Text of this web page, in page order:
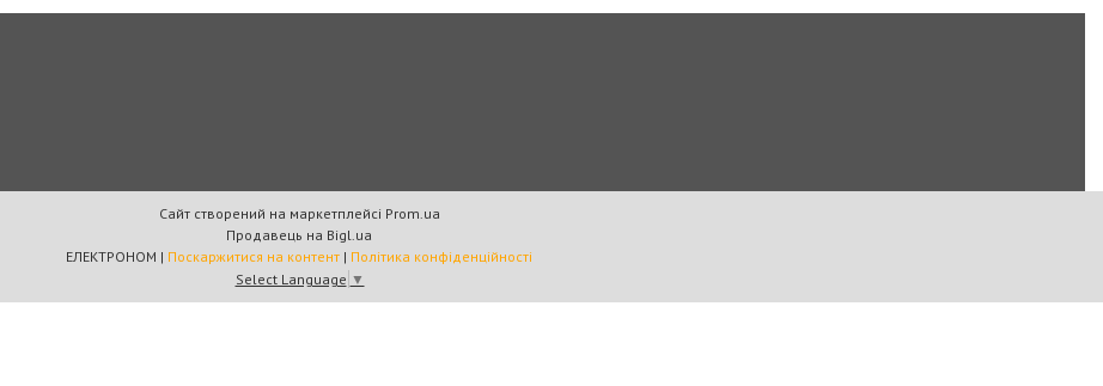
Сайт створений на маркетплейсі Prom.ua
Продавець на Bigl.ua
ЕЛЕКТРОНОМ | Поскаржитися на контент | Політика конфіденційності
Select Language ▼